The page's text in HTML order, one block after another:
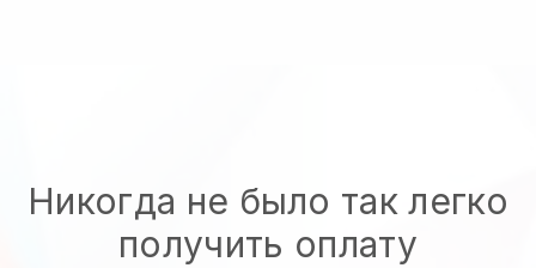
Никогда не было так легко
получить оплату